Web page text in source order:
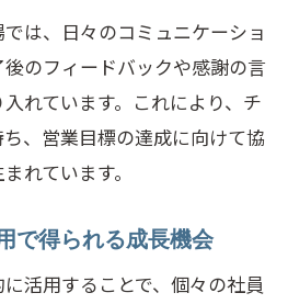
は、日々のコミュニケーショ
のフィードバックや感謝の言
れています。これにより、チ
、営業目標の達成に向けて協
れています。
で得られる成長機会
活用することで、個々の社員